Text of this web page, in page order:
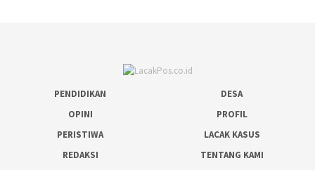
PENDIDIKAN
DESA
OPINI
PROFIL
PERISTIWA
LACAK KASUS
REDAKSI
TENTANG KAMI